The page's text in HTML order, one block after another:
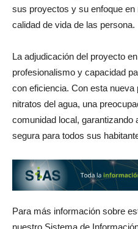
sus proyectos y su enfoque
calidad de vida de las persona.
La adjudicación del proyecto
profesionalismo y capacidad
con eficiencia. Con esta
nitratos del agua, una
comunidad local, garantizando
segura para todos sus
Para más información sobre
nuestro Sistema de